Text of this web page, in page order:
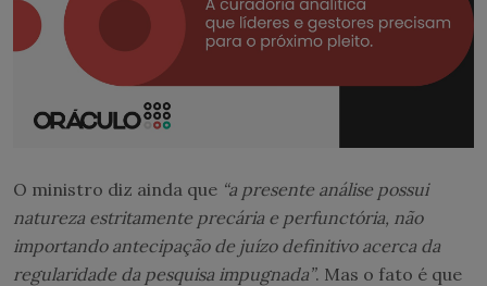
O ministro diz ainda que “a presente análise possui
natureza estritamente precária e perfunctória, não
importando antecipação de juízo definitivo acerca da
regularidade da pesquisa impugnada”. Mas o fato é que